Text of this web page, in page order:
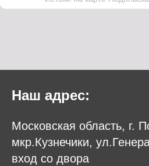
Наш адрес:
Московская область, г.
мкр.Кузнечики,
вход со двора